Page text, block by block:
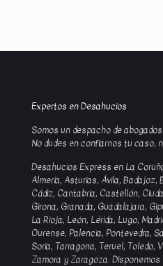
Expertos en Desahucios
Somos un despacho de
No dudes en confiarnos tu caso,
Desahucios Express en La
Almería, Asturias, Ávila, Badajoz,
Cádiz, Cantabria, Castellón,
Girona, Granada, Guadalajara,
La Rioja, León, Lérida, Lugo,
Ourense, Palencia, Pontevedra,
Soria, Tarragona, Teruel, Toledo,
Zamora y Zaragoza. Disponemos